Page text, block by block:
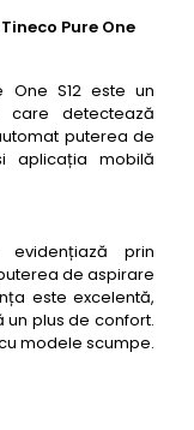
Pure One
One S12 este un
care detectează
puterea de
aplicația mobilă
prin
de aspirare
este excelentă,
plus de confort.
modele scumpe.